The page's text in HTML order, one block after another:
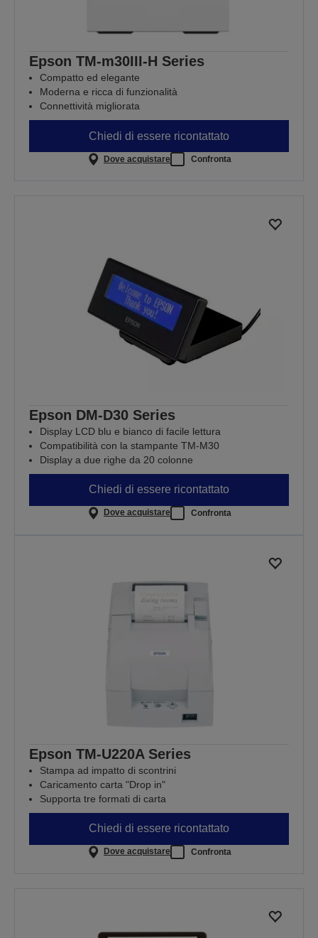
Epson TM-m30III-H Series
Compatto ed elegante
Moderna e ricca di funzionalità
Connettività migliorata
Chiedi di essere ricontattato
Dove acquistare Confronta
Epson DM-D30 Series
Display LCD blu e bianco di facile lettura
Compatibilità con la stampante TM-M30
Display a due righe da 20 colonne
Chiedi di essere ricontattato
Dove acquistare Confronta
Epson TM-U220A Series
Stampa ad impatto di scontrini
Caricamento carta "Drop in"
Supporta tre formati di carta
Chiedi di essere ricontattato
Dove acquistare Confronta